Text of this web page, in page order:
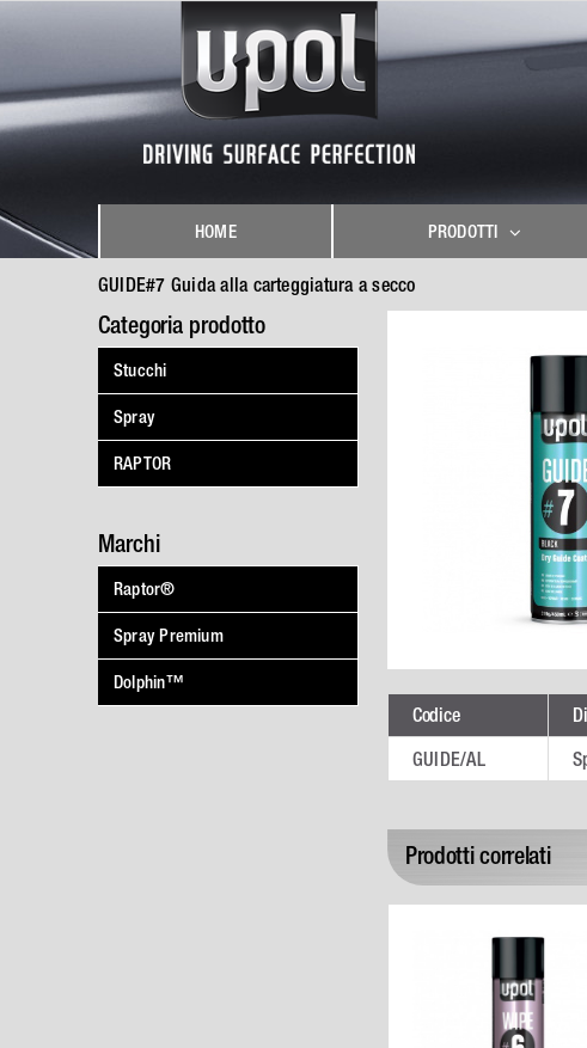
HOME PRODOTTI
GUIDE#7 Guida alla carteggiatura a secco
Codice
GUIDE/AL
Prodotti correlati
Categoria prodotto
Stucchi
Spray
RAPTOR
Marchi
Raptor®
Spray Premium
Dolphin™